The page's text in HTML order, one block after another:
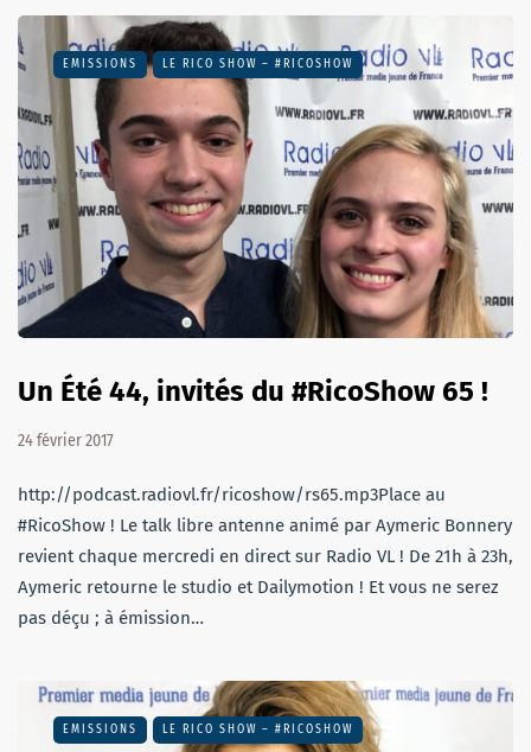
EMISSIONS LE RICO SHOW – #RICOSHOW
Un Été 44, invités du #RicoShow 65 !
24 février 2017
http://podcast.radiovl.fr/ricoshow/rs65.mp3Place au
#RicoShow ! Le talk libre antenne animé par Aymeric Bonnery
revient chaque mercredi en direct sur Radio VL ! De 21h à 23h,
Aymeric retourne le studio et Dailymotion ! Et vous ne serez
pas déçu ; à émission…
EMISSIONS LE RICO SHOW – #RICOSHOW